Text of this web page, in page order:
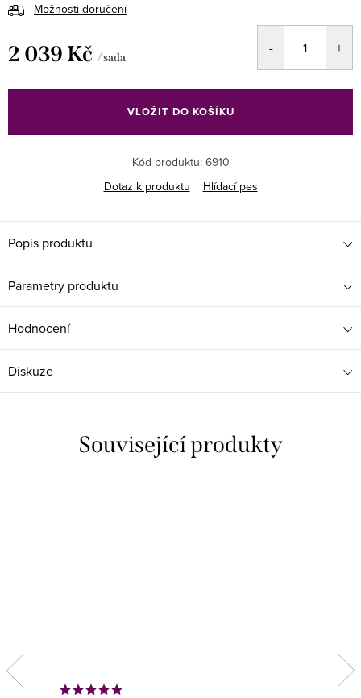
Možnosti doručení
2 039 Kč / sada
cena:
VLOŽIT DO KOŠÍKU
Kód produktu: 6910
Dotaz k produktu
Hlídací pes
Popis produktu
Parametry produktu
Hodnocení
Diskuze
Související produkty